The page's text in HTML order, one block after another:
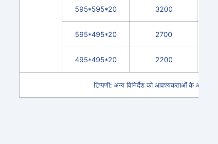
595*595*20
3200
595*495*20 2700
495*495*20 2200
टिप्पणी: अन्य विनिर्देश को आवश्यकताओं के